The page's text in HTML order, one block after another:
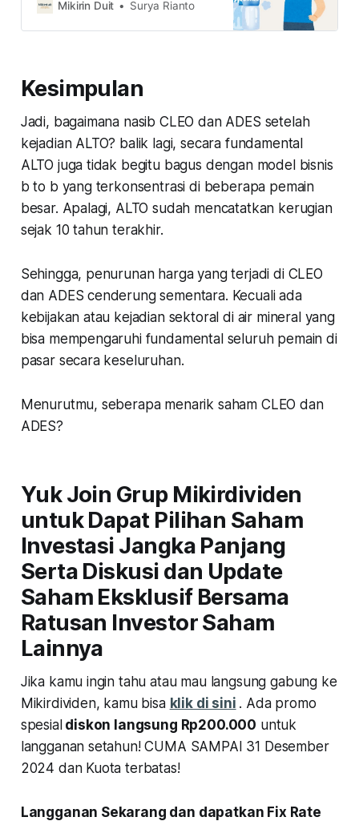
antara CLEO dengan ADES, kamu
Mikirin Duit Surya Rianto
Kesimpulan
Jadi, bagaimana nasib CLEO dan ADES setelah
kejadian ALTO? balik lagi, secara fundamental
ALTO juga tidak begitu bagus dengan model bisnis
b to b yang terkonsentrasi di beberapa pemain
besar. Apalagi, ALTO sudah mencatatkan kerugian
sejak 10 tahun terakhir.
Sehingga, penurunan harga yang terjadi di CLEO
dan ADES cenderung sementara. Kecuali ada
kebijakan atau kejadian sektoral di air mineral yang
bisa mempengaruhi fundamental seluruh pemain di
pasar secara keseluruhan.
Menurutmu, seberapa menarik saham CLEO dan
ADES?
Yuk Join Grup Mikirdividen
untuk Dapat Pilihan Saham
Investasi Jangka Panjang
Serta Diskusi dan Update
Saham Eksklusif Bersama
Ratusan Investor Saham
Lainnya
Jika kamu ingin tahu atau mau langsung gabung ke
Mikirdividen, kamu bisa klik di sini . Ada promo
spesialdiskon langsung Rp200.000 untuk
langganan setahun! CUMA SAMPAI 31 Desember
2024 dan Kuota terbatas!
Langganan Sekarang dan dapatkan Fix Rate